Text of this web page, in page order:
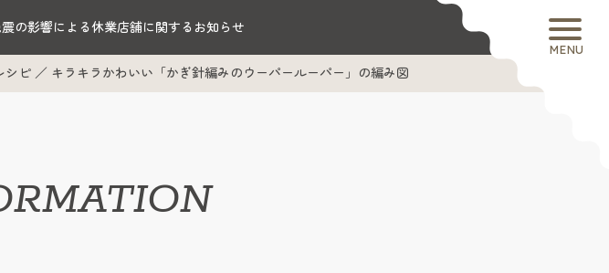
MENU
の影響による休業店舗に関するお知らせ
シピ キラキラかわいい「かぎ針編みのウーパールーパー」の編み図